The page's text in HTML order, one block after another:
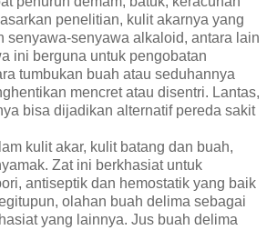
penelitian, kulit akarnya yang
senyawa-senyawa alkaloid, antara lain
ini berguna untuk pengobatan
tumbukan buah atau seduhannya
mencret atau disentri. Lantas,
bisa dijadikan alternatif pereda sakit
kulit akar, kulit batang dan buah,
Zat ini berkhasiat untuk
antiseptik dan hemostatik yang baik
olahan buah delima sebagai
yang lainnya. Jus buah delima